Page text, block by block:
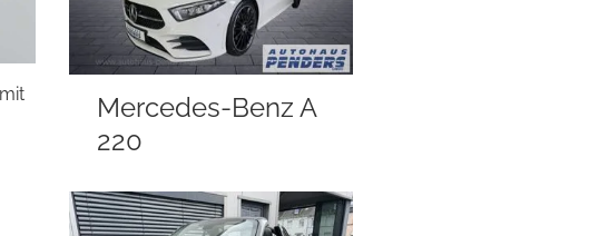
Mercedes-Benz A
220